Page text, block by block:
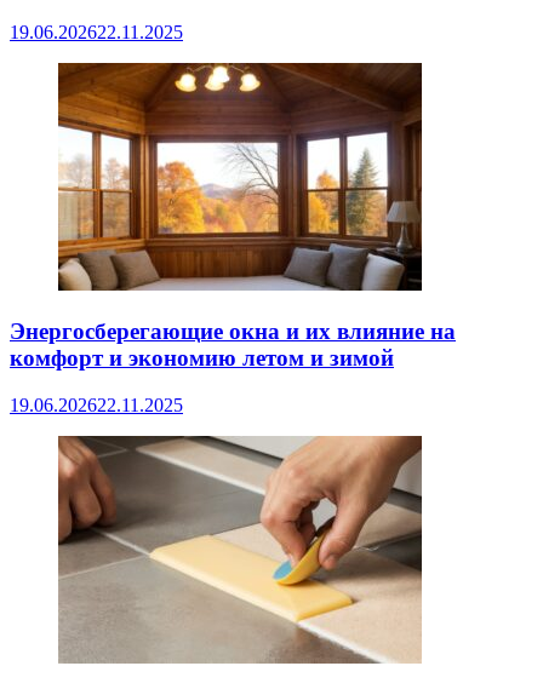
19.06.202622.11.2025
Энергосберегающие окна и их влияние на
комфорт и экономию летом и зимой
19.06.202622.11.2025